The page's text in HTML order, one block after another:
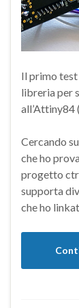
Il primo test
libreria per
all’Attiny84
Cercando
che ho
progetto
supporta
che ho